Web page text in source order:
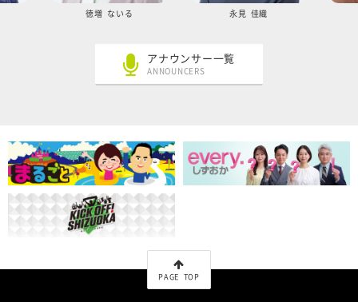
徳増 ないる 永見 佳織
アナウンサー一覧
ANNOUNCERS
PAGE TOP